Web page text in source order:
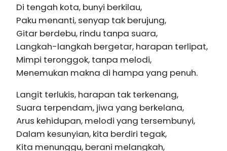
Di tengah kota, bunyi berkilau,
Paku menanti, senyap tak berujung,
Gitar berdebu, rindu tanpa suara,
Langkah-langkah bergetar, harapan terlipat,
Mimpi teronggok, tanpa melodi,
Menemukan makna di hampa yang penuh.
Langit terlukis, harapan tak terkenang,
Suara terpendam, jiwa yang berkelana,
Arus kehidupan, melodi yang tersembunyi,
Dalam kesunyian, kita berdiri tegak,
Kita menunggu, berani melangkah,